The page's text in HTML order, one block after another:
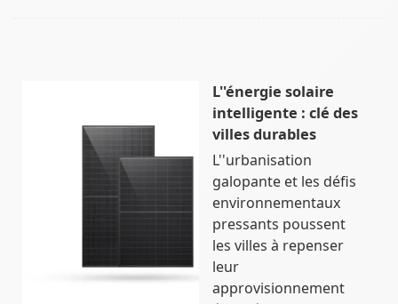
L''énergie solaire
intelligente : clé des
villes durables
L''urbanisation
galopante et les défis
environnementaux
pressants poussent
les villes à repenser
leur
approvisionnement